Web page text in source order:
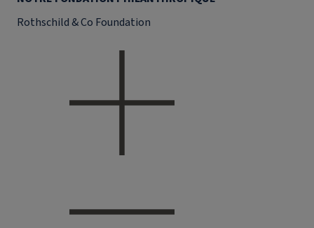
Rothschild & Co Foundation